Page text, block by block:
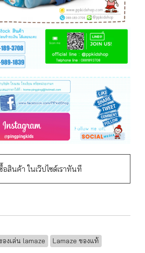
อสินค้า ในเว๊ปไซด์เราทันที
องเล่น lamaze Lamaze ของแท้